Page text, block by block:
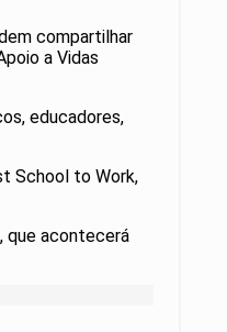
compartilhar
a Vidas
educadores,
School to Work,
que acontecerá